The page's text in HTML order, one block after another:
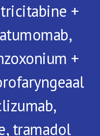
+
+
tramadol